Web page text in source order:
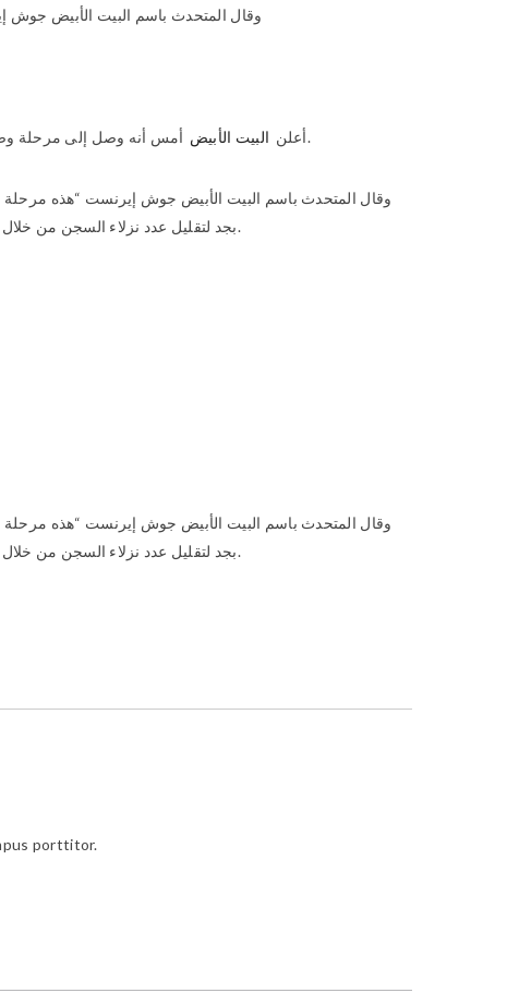
وقال المتحدث باسم البيت الأبيض جوش
أعلن البيت الأبيض أمس أنه وصل إلى مرحلة وصفها منصبه.
وقال المتحدث باسم البيت الأبيض جوش إيرنست “هذه مرحلة
بجد لتقليل عدد نزلاء السجن من خلال عمليات نقل آمنة ومسؤولة للمساجين من أجل إغلاقه”، مشيرا إلى أن الإدارة ستقدم خطة للكونغرس وللشعب من أجل إغلاق هذا السجن.
وقال المتحدث باسم البيت الأبيض جوش إيرنست “هذه مرحلة
بجد لتقليل عدد نزلاء السجن من خلال عمليات نقل آمنة ومسؤولة للمساجين من أجل إغلاقه”، مشيرا إلى أن الإدارة ستقدم خطة للكونغرس وللشعب من أجل إغلاق هذا السجن.
porttitor.